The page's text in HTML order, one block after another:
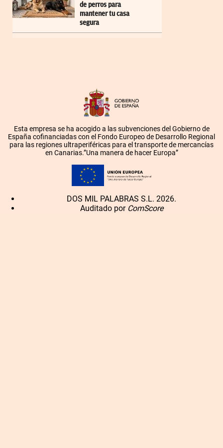
de perros para
mantener tu casa
segura
Esta empresa se ha acogido a las subvenciones del Gobierno de
España cofinanciadas con el Fondo Europeo de Desarrollo Regional
para las regiones ultraperiféricas para el transporte de mercancías
en Canarias.”Una manera de hacer Europa”
DOS MIL PALABRAS S.L. 2026.
Auditado por ComScore